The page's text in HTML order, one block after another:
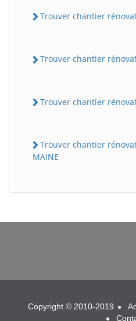
Trouver chantier
Trouver chantier
Trouver chantier
Trouver chantier
MAINE
BatiWebPro
Copyright © 2010-2019